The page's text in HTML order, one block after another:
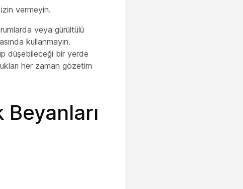
vermeyin.
veya gürültülü
kullanmayın.
düşebileceği bir yerde
her zaman gözetim